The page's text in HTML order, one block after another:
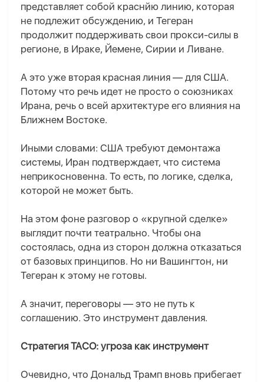
представляет собой краснйю линию, которая
не подлежит обсуждению, и Тегеран
продолжит поддерживать свои прокси-силы в
регионе, в Ираке, Йемене, Сирии и Ливане.
А это уже вторая красная линия — для США.
Потому что речь идет не просто о союзниках
Ирана, речь о всей архитектуре его влияния на
Ближнем Востоке.
Иными словами: США требуют демонтажа
системы, Иран подтверждает, что система
неприкосновенна. То есть, по логике, сделка,
которой не может быть.
На этом фоне разговор о «крупной сделке»
выглядит почти театрально. Чтобы она
состоялась, одна из сторон должна отказаться
от базовых принципов. Но ни Вашингтон, ни
Тегеран к этому не готовы.
А значит, переговоры — это не путь к
соглашению. Это инструмент давления.
Стратегия TACO: угроза как инструмент
Очевидно, что Дональд Трамп вновь прибегает